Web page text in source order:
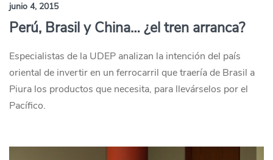
junio 4, 2015
Perú, Brasil y China… ¿el tren arranca?
Especialistas de la UDEP analizan la intención del país
oriental de invertir en un ferrocarril que traería de Brasil a
Piura los productos que necesita, para llevárselos por el
Pacífico.